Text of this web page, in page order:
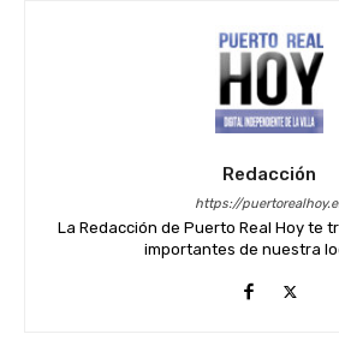
Redacción
https://
La Redacción de Puerto Real Hoy te
importantes de nuestra